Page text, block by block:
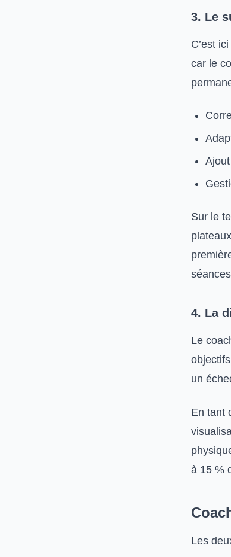
3. Le
C’est
car le
Sur le
4. La
Le
un
En tant
à 15 %
Les